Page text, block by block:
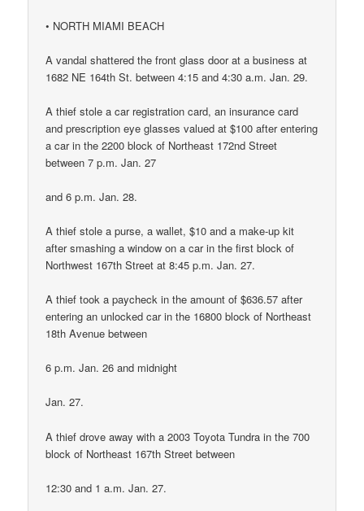
• NORTH MIAMI BEACH
A vandal shattered the front glass door at a business at
1682 NE 164th St. between 4:15 and 4:30 a.m. Jan. 29.
A thief stole a car registration card, an insurance card
and prescription eye glasses valued at $100 after entering
a car in the 2200 block of Northeast 172nd Street
between 7 p.m. Jan. 27
and 6 p.m. Jan. 28.
A thief stole a purse, a wallet, $10 and a make-up kit
after smashing a window on a car in the first block of
Northwest 167th Street at 8:45 p.m. Jan. 27.
A thief took a paycheck in the amount of $636.57 after
entering an unlocked car in the 16800 block of Northeast
18th Avenue between
6 p.m. Jan. 26 and midnight
Jan. 27.
A thief drove away with a 2003 Toyota Tundra in the 700
block of Northeast 167th Street between
12:30 and 1 a.m. Jan. 27.